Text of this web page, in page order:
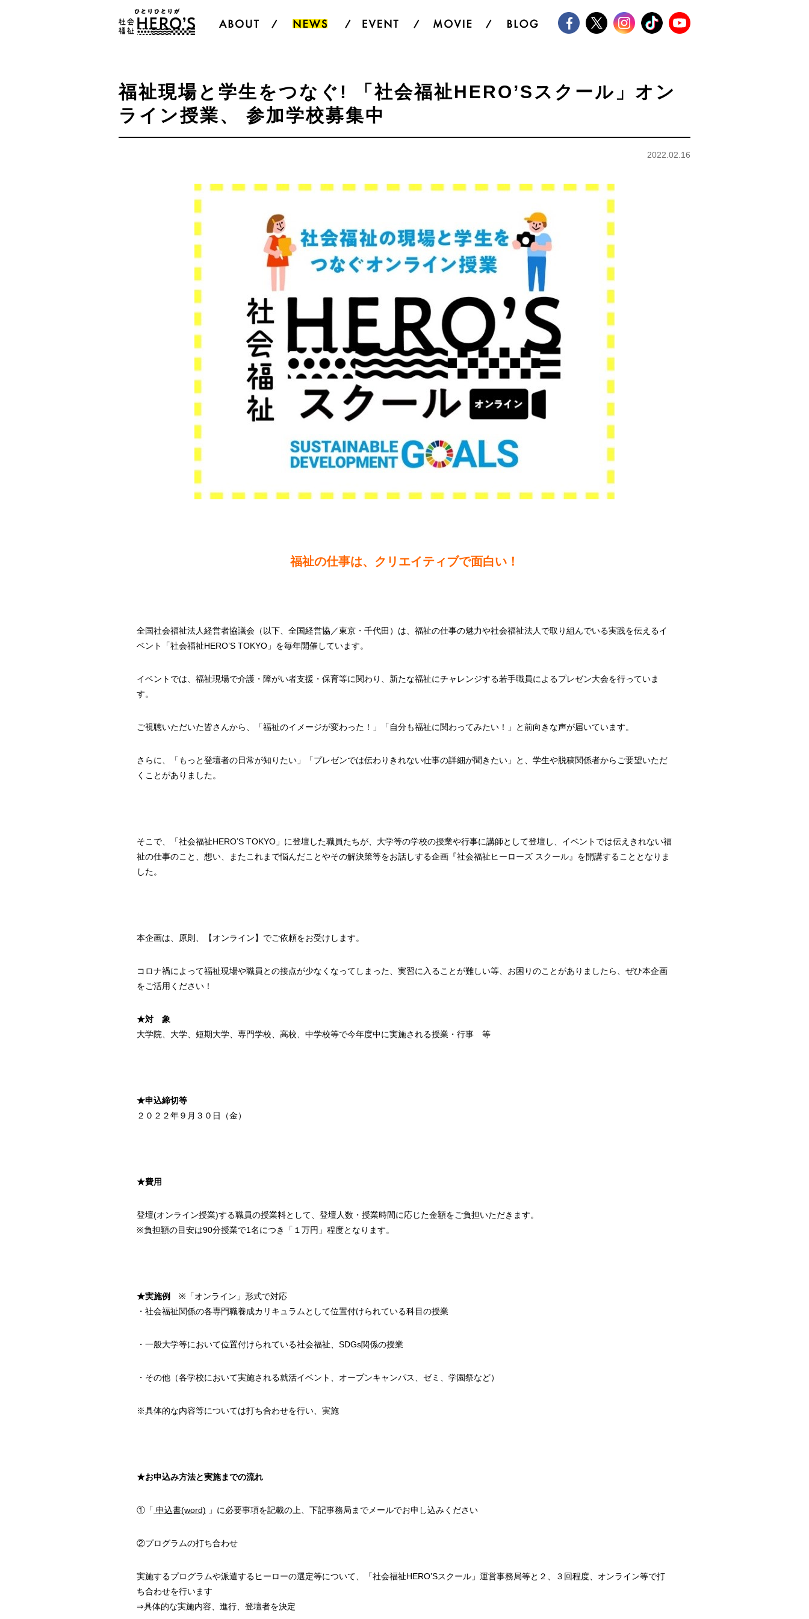
福祉現場と学生をつなぐ! 「社会福祉HERO’Sスクール」オン
ライン授業、 参加学校募集中
2022.02.16
福祉の仕事は、クリエイティブで面白い！
全国社会福祉法人経営者協議会（以下、全国経営協／東京・千代田）は、福祉の仕事の魅力や社会福祉法人で取り組んでいる実践を伝えるイ
ベント「社会福祉HERO’S TOKYO」を毎年開催しています。
イベントでは、福祉現場で介護・障がい者支援・保育等に関わり、新たな福祉にチャレンジする若手職員によるプレゼン大会を行っていま
す。
ご視聴いただいた皆さんから、「福祉のイメージが変わった！」「自分も福祉に関わってみたい！」と前向きな声が届いています。
さらに、「もっと登壇者の日常が知りたい」「プレゼンでは伝わりきれない仕事の詳細が聞きたい」と、学生や脱稿関係者からご要望いただ
くことがありました。
そこで、「社会福祉HERO’S TOKYO」に登壇した職員たちが、大学等の学校の授業や行事に講師として登壇し、イベントでは伝えきれない福
祉の仕事のこと、想い、またこれまで悩んだことやその解決策等をお話しする企画『社会福祉ヒーローズ スクール』を開講することとなりま
した。
本企画は、原則、【オンライン】でご依頼をお受けします。
コロナ禍によって福祉現場や職員との接点が少なくなってしまった、実習に入ることが難しい等、お困りのことがありましたら、ぜひ本企画
をご活用ください！
★対 象
大学院、大学、短期大学、専門学校、高校、中学校等で今年度中に実施される授業・行事 等
★申込締切等
２０２２年９月３０日（金）
★費用
登壇(オンライン授業)する職員の授業料として、登壇人数・授業時間に応じた金額をご負担いただきます。
※負担額の目安は90分授業で1名につき「１万円」程度となります。
★実施例 ※「オンライン」形式で対応
・社会福祉関係の各専門職養成カリキュラムとして位置付けられている科目の授業
・一般大学等において位置付けられている社会福祉、SDGs関係の授業
・その他（各学校において実施される就活イベント、オープンキャンパス、ゼミ、学園祭など）
※具体的な内容等については打ち合わせを行い、実施
★お申込み方法と実施までの流れ
①「 申込書(word) 」に必要事項を記載の上、下記事務局までメールでお申し込みください
②プログラムの打ち合わせ
実施するプログラムや派遣するヒーローの選定等について、「社会福祉HERO’Sスクール」運営事務局等と２、３回程度、オンライン等で打
ち合わせを行います
⇒具体的な実施内容、進行、登壇者を決定